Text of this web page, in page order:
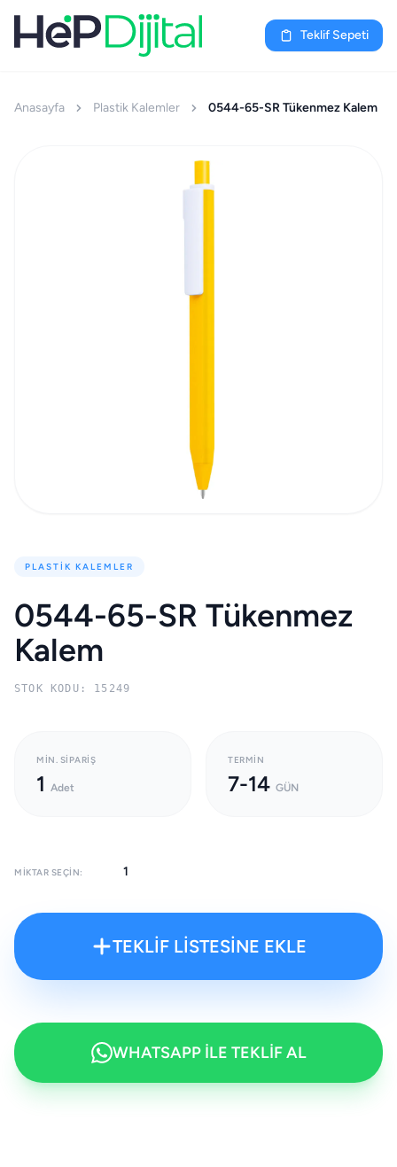
Teklif Sepeti
Anasayfa Plastik Kalemler 0544-65-SR Tükenmez Kalem
PLASTIK KALEMLER
0544-65-SR Tükenmez
Kalem
STOK KODU: 15249
MIN. SIPARIŞ
1 Adet
TERMIN
7-14 GÜN
MIKTAR SEÇIN:
TEKLİF LİSTESİNE EKLE
WHATSAPP İLE TEKLİF AL